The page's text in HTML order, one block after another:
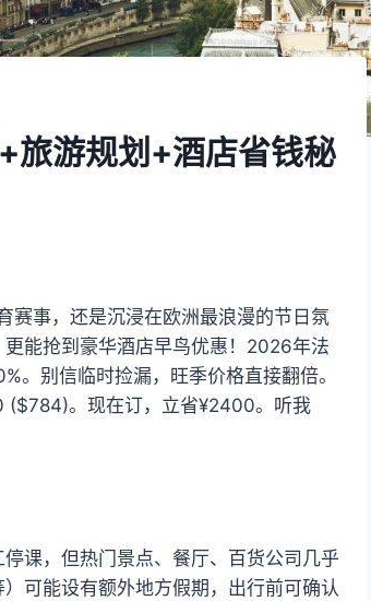
旅游规划+酒店省钱秘
赛事，还是沉浸在欧洲最浪漫的节日氛
能抢到豪华酒店早鸟优惠！2026年法
。别信临时捡漏，旺季价格直接翻倍。
($784)。现在订，立省¥2400。听我
课，但热门景点、餐厅、百货公司几乎
可能设有额外地方假期，出行前可确认